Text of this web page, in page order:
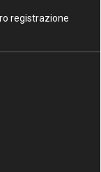
registrazione